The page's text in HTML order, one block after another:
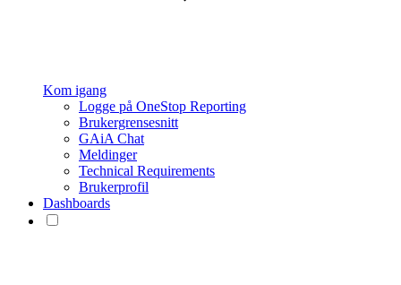
Kom igang
Logge på OneStop Reporting
Brukergrensesnitt
GAiA Chat
Meldinger
Technical Requirements
Brukerprofil
Dashboards